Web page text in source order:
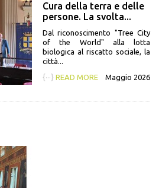
Cura della terra e delle
persone. La svolta...
Dal riconoscimento "Tree City
of the World" alla lotta
biologica al riscatto sociale, la
città...
{···} READ MORE Maggio 2026